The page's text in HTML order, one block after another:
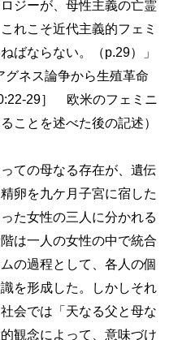
ジーが、母性主義の亡霊
れこそ近代主義的フェミ
ばならない。（p.29）」
グネス論争から生殖革命
29］ 欧米のフェミニ
ことを述べた後の記述）
の母なる存在が、遺伝
卵を九ケ月子宮に宿した
た女性の三人に分かれる
は一人の女性の中で統合
の過程として、各人の個
を形成した。しかしそれ
会では「天なる父と母な
観念によって、意味づけ